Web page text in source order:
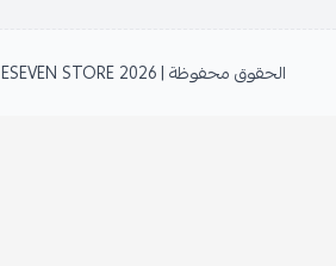
الحقوق محفوظة | 2026 ESEVEN STORE